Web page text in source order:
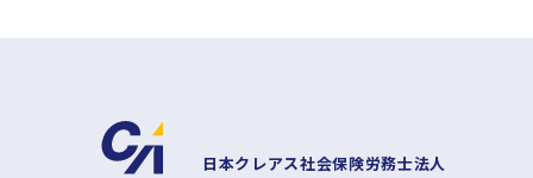
日本クレアス社会保険労務士法人